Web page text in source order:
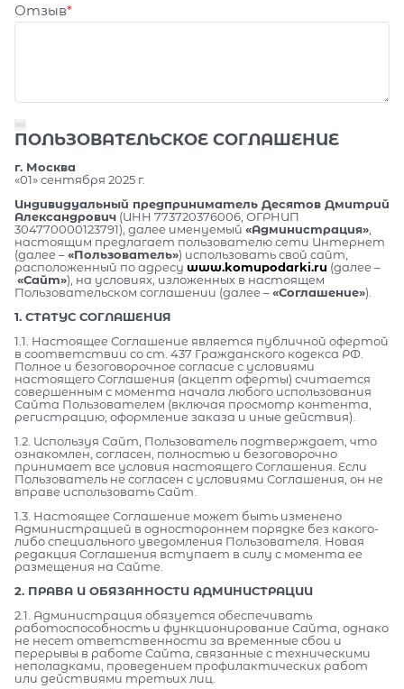
Отзыв
ПОЛЬЗОВАТЕЛЬСКОЕ СОГЛАШЕНИЕ
г. Москва
«01» сентября 2025 г.
Индивидуальный предприниматель Десятов Дмитрий
Александрович (ИНН 773720376006, ОГРНИП
304770000123791), далее именуемый «Администрация»,
настоящим предлагает пользователю сети Интернет
(далее –«Пользователь») использовать свой сайт,
расположенный по адресу www.komupodarki.ru (далее –
«Сайт»), на условиях, изложенных в настоящем
Пользовательском соглашении (далее –«Соглашение»).
1. СТАТУС СОГЛАШЕНИЯ
1.1. Настоящее Соглашение является публичной офертой
в соответствии со ст. 437 Гражданского кодекса РФ.
Полное и безоговорочное согласие с условиями
настоящего Соглашения (акцепт оферты) считается
совершенным с момента начала любого использования
Сайта Пользователем (включая просмотр контента,
регистрацию, оформление заказа и иные действия).
1.2. Используя Сайт, Пользователь подтверждает, что
ознакомлен, согласен, полностью и безоговорочно
принимает все условия настоящего Соглашения. Если
Пользователь не согласен с условиями Соглашения, он не
вправе использовать Сайт.
1.3. Настоящее Соглашение может быть изменено
Администрацией в одностороннем порядке без какого-
либо специального уведомления Пользователя. Новая
редакция Соглашения вступает в силу с момента ее
размещения на Сайте.
2. ПРАВА И ОБЯЗАННОСТИ АДМИНИСТРАЦИИ
2.1. Администрация обязуется обеспечивать
работоспособность и функционирование Сайта, однако
не несет ответственности за временные сбои и
перерывы в работе Сайта, связанные с техническими
неполадками, проведением профилактических работ
или действиями третьих лиц.